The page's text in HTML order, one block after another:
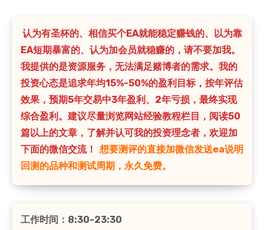
认为有圣杯的、相信买个EA就能稳定赚钱的、以为靠
EA短期暴富的、认为加会员就稳赚的，请不要加我。
我提供的是资源服务，无法满足赌博者的需求。我的
投资心态是追求年均15%-50%的盈利目标，按年评估
效果，预期5年交易中3年盈利、2年亏损，最终实现
综合盈利。建议尽量浏览网站经验教程栏目，阅读50
篇以上的文章，了解并认可我的投资理念者，欢迎加
下面的微信交流！
想要测评的直接加微信发送ea说明
回测的品种和测试周期，永久免费。
工作时间：8:30-23:30